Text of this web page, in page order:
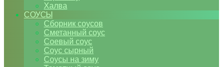
Халва
СОУСЫ
Сборник соусов
Сметанный соус
Соевый соус
Соус сырный
Соусы на зиму